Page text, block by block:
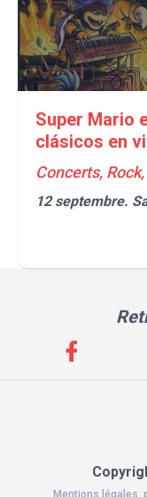
Super Mario
clásicos en
Concerts,
12 septembre.
Mentions légales